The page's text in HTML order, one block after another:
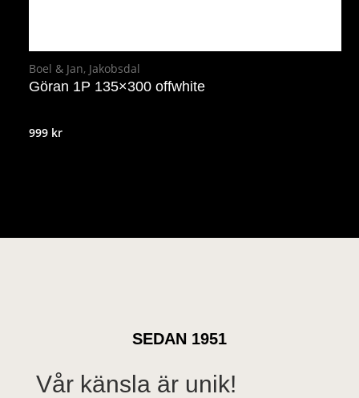
Boel & Jan, Jakobsdal
Göran 1P 135×300 offwhite
999 kr
SEDAN 1951
Vår känsla är unik!